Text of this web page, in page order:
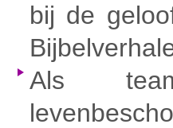
bij de
Als